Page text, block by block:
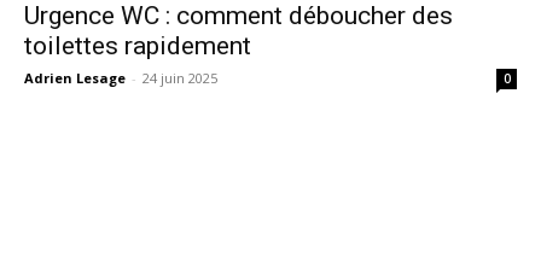
Urgence WC : comment déboucher des
toilettes rapidement
Adrien Lesage - 24 juin 2025 0